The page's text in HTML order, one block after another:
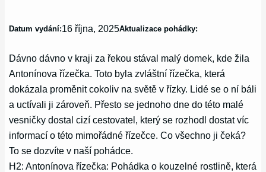
Datum vydání:16 října, 2025Aktualizace pohádky:
Dávno dávno v kraji za řekou stával malý domek, kde žila
Antonínova řízečka. Toto byla zvláštní řízečka, která
dokázala proměnit cokoliv na světě v řízky. Lidé se o ní báli
a uctívali ji zároveň. Přesto se jednoho dne do této malé
vesničky dostal cizí cestovatel, který se rozhodl dostat víc
informací o této mimořádné řízečce. Co všechno ji čeká?
To se dozvíte v naší pohádce.
H2: Antonínova řízečka: Pohádka o kouzelné rostlině, která